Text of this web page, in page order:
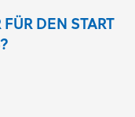
DEN START